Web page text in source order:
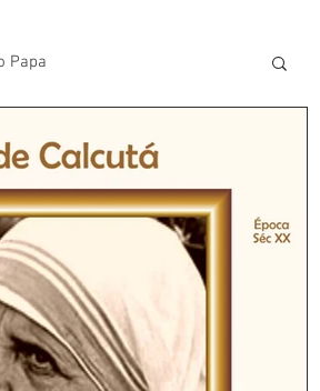
Papa
Geovane
Avisos da Paróquia
Paróquia